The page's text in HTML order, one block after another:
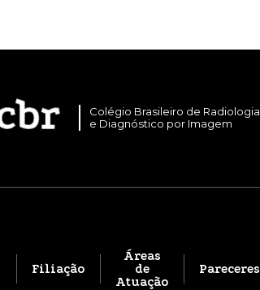
Colégio Brasileiro de Radiologia
e Diagnóstico por Imagem
Filiação
Áreas
de
Atuação
Pareceres